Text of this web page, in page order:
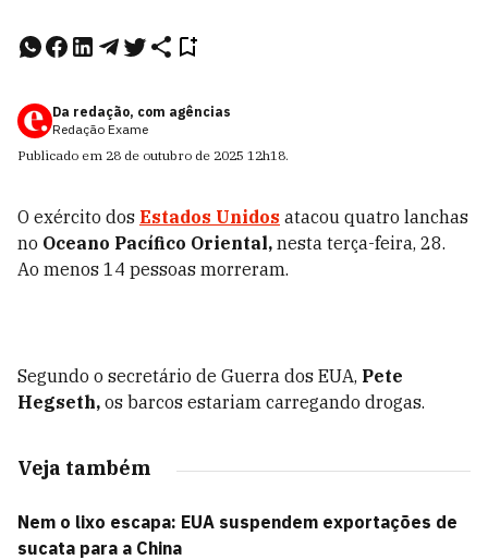
Da redação, com agências
Redação Exame
Publicado em 28 de outubro de 2025 12h18.
O exército dos Estados Unidos atacou quatro lanchas
no Oceano Pacífico Oriental, nesta terça-feira, 28.
Ao menos 14 pessoas morreram.
Segundo o secretário de Guerra dos EUA, Pete
Hegseth, os barcos estariam carregando drogas.
Veja também
Nem o lixo escapa: EUA suspendem exportações de
sucata para a China